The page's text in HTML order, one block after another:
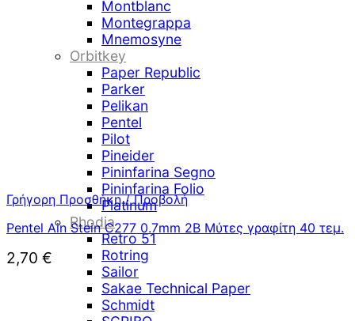
Montblanc
Montegrappa
Mnemosyne
Orbitkey
Paper Republic
Parker
Pelikan
Pentel
Pilot
Pineider
Pininfarina Segno
Pininfarina Folio
Platinum
Rhodia
Retro 51
Rotring
Sailor
Sakae Technical Paper
Schmidt
Γρήγορη Προσθήκη / Προβολή
Pentel Ain Stein C277 0.7mm 2B Μύτες γραφίτη 40 τεμ.
2,70 €